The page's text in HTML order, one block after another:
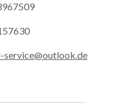
service@outlook.de